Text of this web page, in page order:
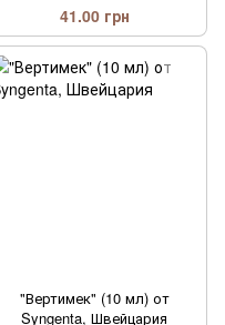
41.00 грн
"Вертимек" (10 мл) от
Syngenta, Швейцария